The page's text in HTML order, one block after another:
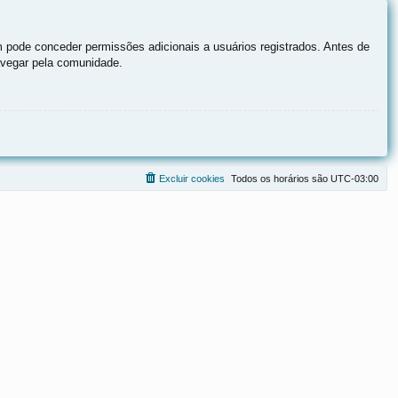
conceder permissões adicionais a usuários registrados. Antes de
pela comunidade.
Todos os horários são UTC-03:00
Excluir cookies